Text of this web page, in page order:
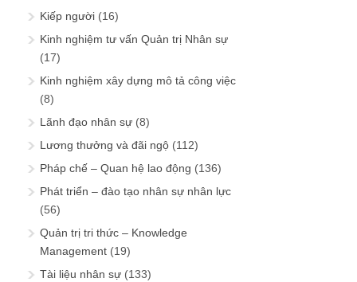
Kiếp người (16)
Kinh nghiệm tư vấn Quản trị Nhân sự
(17)
Kinh nghiệm xây dựng mô tả công việc
(8)
Lãnh đạo nhân sự (8)
Lương thưởng và đãi ngộ (112)
Pháp chế – Quan hệ lao động (136)
Phát triển – đào tạo nhân sự nhân lực
(56)
Quản trị tri thức – Knowledge
Management (19)
Tài liệu nhân sự (133)